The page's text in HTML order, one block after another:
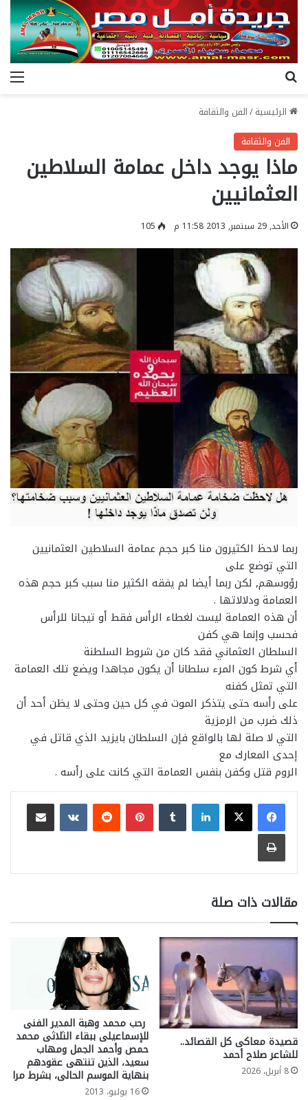
الرئيسية/الفن والثقافة
الفن والثقافة
ماذا يوجد داخل عمامة السلاطين
العثمانيين
الأحد, 29 سبتمبر, 2013 11:58 م 105
ربما لاحظ الكثيرون منا كبر حجم عمامة السلاطين العثمانيين
التي توضع على
رؤوسهم, لكن ربما أيضا لم يفقه الكثير منا سبب كبر حجم هذه
العمامة ودلالاتها .
أن هذه العمامة ليست لغطاء الرأس فقط أو تيجانا للرأس
فحسب وإنما هي كفن
السلطان العثماني فقد كان من شروط السلطنة
أي شرط كون المرء سلطانا أن يكون مجاهدا ويضع تلك العمامة
التي تمثل كفنه
على رأسه حتى يتذكر الموت في كل حين وحتى لا يظن أحد أن
ذلك ضرب من الرمزية
التي لا صلة لها بالواقع فإن السلطان بايزيد الذي قاتل في
إحدى المعارك مع
الروم قتل وكفن بنفس العمامة التي كانت على رأسه .
لينكدإن بينتيريست
مشاركة عبر البريد
طباعة
مقالات ذات صلة
قصيدة معاكى كل القصائد..
للشاعر صلاح أحمد
8 أبريل، 2026
رحب محمد وهبة المدير الفنى
للإسماعيلى ببقاء الثلاثى محمد
حمص وأحمد الجمل ومهاب
سعيد، الذين تنتهى عقودهم
بنهاية الموسم الحالى، بشرط مرا
16 يوليو، 2013